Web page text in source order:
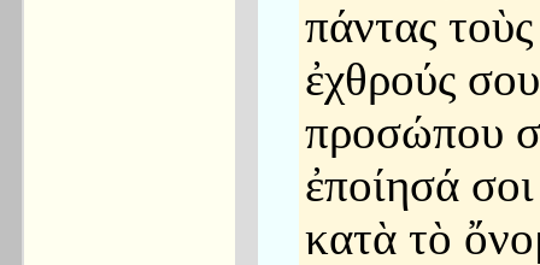
πάντας τοὺς
ἐχθρούς
προσώπου
ἐποίησά
κατὰ τὸ